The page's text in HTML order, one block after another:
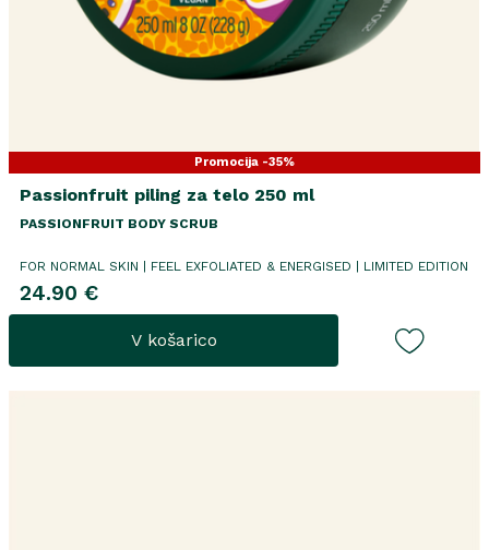
Promocija -35%
Passionfruit piling za telo 250 ml
PASSIONFRUIT BODY SCRUB
FOR NORMAL SKIN FEEL EXFOLIATED & ENERGISED | LIMITED EDITION
24.90 €
V košarico